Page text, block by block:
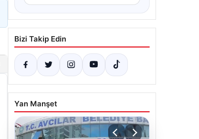
Bizi Takip Edin
Yan Manşet